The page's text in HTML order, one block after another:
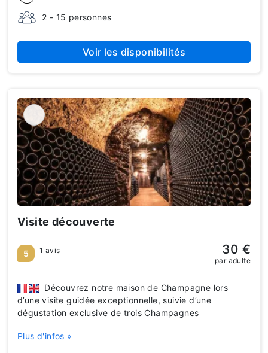
2 - 15 personnes
Voir les disponibilités
Visite découverte
Découvrez notre maison de Champagne lors
d’une visite guidée exceptionnelle, suivie d’une
dégustation exclusive de trois Champagnes
Plus d'infos »
5 1 avis 30 €
par adulte